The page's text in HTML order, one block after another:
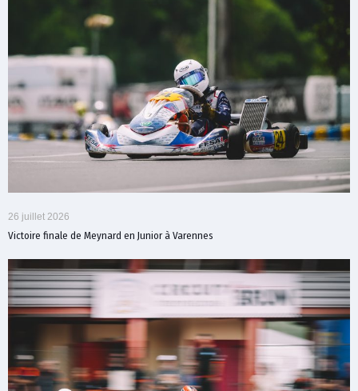
26 juillet 2026
Victoire finale de Meynard en Junior à Varennes